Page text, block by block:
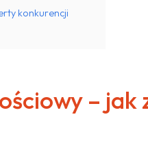
konkurencji
– jak